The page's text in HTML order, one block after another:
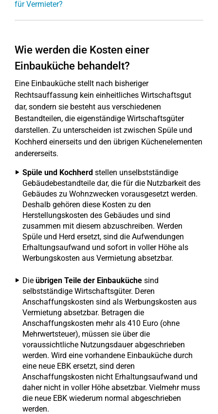
für Vermieter?
Wie werden die Kosten einer
Einbauküche behandelt?
Eine Einbauküche stellt nach bisheriger
Rechtsauffassung kein einheitliches Wirtschaftsgut
dar, sondern sie besteht aus verschiedenen
Bestandteilen, die eigenständige Wirtschaftsgüter
darstellen. Zu unterscheiden ist zwischen Spüle und
Kochherd einerseits und den übrigen Küchenelementen
andererseits.
Spüle und Kochherd stellen unselbstständige
Gebäudebestandteile dar, die für die Nutzbarkeit des
Gebäudes zu Wohnzwecken vorausgesetzt werden.
Deshalb gehören diese Kosten zu den
Herstellungskosten des Gebäudes und sind
zusammen mit diesem abzuschreiben. Werden
Spüle und Herd ersetzt, sind die Aufwendungen
Erhaltungsaufwand und sofort in voller Höhe als
Werbungskosten aus Vermietung absetzbar.
Die übrigen Teile der Einbauküche sind
selbstständige Wirtschaftsgüter. Deren
Anschaffungskosten sind als Werbungskosten aus
Vermietung absetzbar. Betragen die
Anschaffungskosten mehr als 410 Euro (ohne
Mehrwertsteuer), müssen sie über die
voraussichtliche Nutzungsdauer abgeschrieben
werden. Wird eine vorhandene Einbauküche durch
eine neue EBK ersetzt, sind deren
Anschaffungskosten nicht Erhaltungsaufwand und
daher nicht in voller Höhe absetzbar. Vielmehr muss
die neue EBK wiederum normal abgeschrieben
werden.